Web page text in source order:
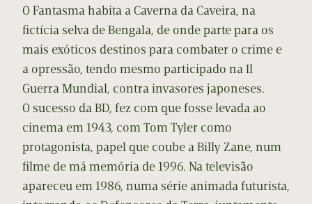
O Fantasma habita a Caverna da Caveira, na
fictícia selva de Bengala, de onde parte para os
mais exóticos destinos para combater o crime e
a opressão, tendo mesmo participado na II
Guerra Mundial, contra invasores japoneses.
O sucesso da BD, fez com que fosse levada ao
cinema em 1943, com Tom Tyler como
protagonista, papel que coube a Billy Zane, num
filme de má memória de 1996. Na televisão
apareceu em 1986, numa série animada futurista,